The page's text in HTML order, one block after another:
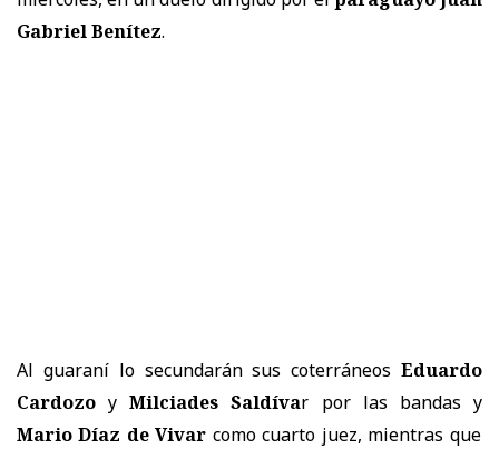
Gabriel Benítez.
Al guaraní lo secundarán sus coterráneos Eduardo
Cardozo yMilciades Saldívar por las bandas y
Mario Díaz de Vivar como cuarto juez, mientras que